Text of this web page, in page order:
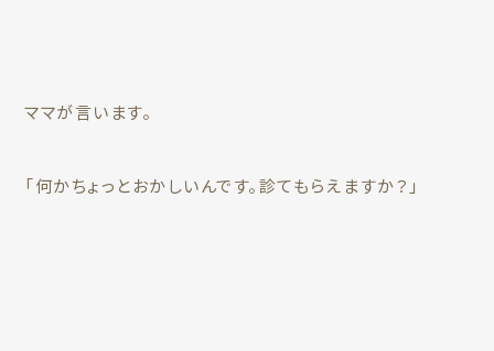
ママが言います。
「何かちょっとおかしいんです。診てもらえますか？」